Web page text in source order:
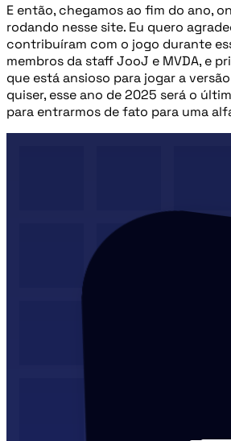
E então, chegamos ao fim do ano,
rodando nesse site. Eu quero
contribuíram com o jogo durante
membros da staff JooJ e MVDA, e
que está ansioso para jogar a
quiser, esse ano de 2025 será o
para entrarmos de fato para uma